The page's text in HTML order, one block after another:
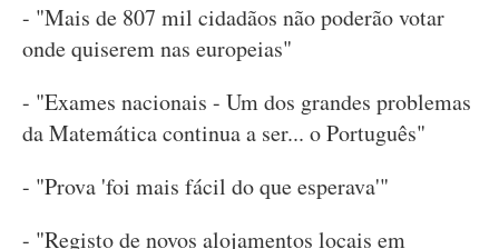
- "Mais de 807 mil cidadãos não poderão votar
onde quiserem nas europeias"
- "Exames nacionais - Um dos grandes problemas
da Matemática continua a ser... o Português"
- "Prova 'foi mais fácil do que esperava'"
- "Registo de novos alojamentos locais em